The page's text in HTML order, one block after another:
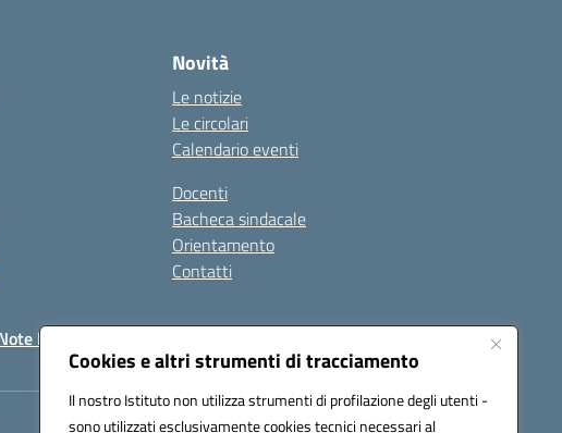
Cookies e altri strumenti di tracciamento
Il nostro Istituto non utilizza strumenti di profilazione degli utenti -
sono utilizzati esclusivamente cookies tecnici necessari al
Novità
Le notizie
Le circolari
Calendario eventi
Docenti
Bacheca sindacale
Orientamento
Contatti
legali